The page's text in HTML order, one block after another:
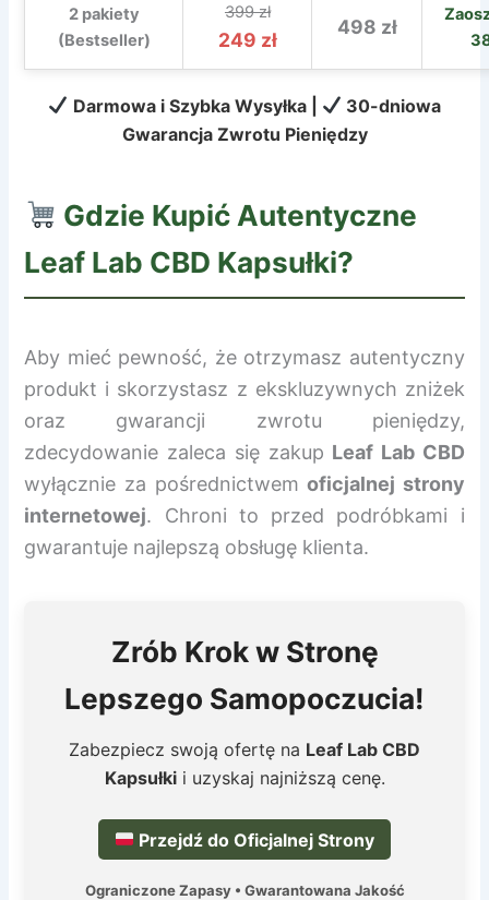
2 pakiety
(Bestseller)
399 zł
249 zł
498 zł
Darmowa i Szybka Wysyłka |
30-dniowa
Gwarancja Zwrotu Pieniędzy
Gdzie Kupić Autentyczne
Leaf Lab CBD Kapsułki?
Aby mieć pewność, że otrzymasz autentyczny
produkt i skorzystasz z ekskluzywnych zniżek
oraz gwarancji zwrotu pieniędzy,
zdecydowanie zaleca się zakup Leaf Lab CBD
wyłącznie za pośrednictwemoficjalnej strony
internetowej. Chroni to przed podróbkami i
gwarantuje najlepszą obsługę klienta.
Zrób Krok w Stronę
Lepszego Samopoczucia!
Zabezpiecz swoją ofertę na Leaf Lab CBD
Kapsułkii uzyskaj najniższą cenę.
Przejdź do Oficjalnej Strony
Ograniczone Zapasy • Gwarantowana Jakość